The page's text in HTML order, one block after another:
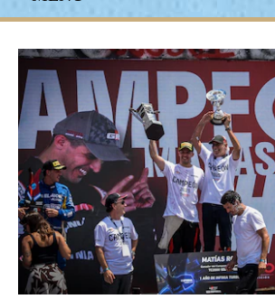
INICIO
INSTITUCIONAL
LEGISLACIÓN
UNIVERSO CAD
NOTICIAS
CAD MEDIA
CAD FEDERAL